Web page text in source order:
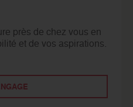
près de chez vous en
et de vos aspirations.